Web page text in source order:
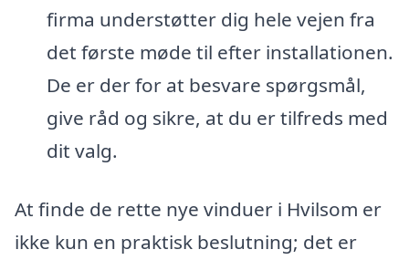
firma understøtter dig hele vejen fra
det første møde til efter installationen.
De er der for at besvare spørgsmål,
give råd og sikre, at du er tilfreds med
dit valg.
At finde de rette nye vinduer i Hvilsom er
ikke kun en praktisk beslutning; det er